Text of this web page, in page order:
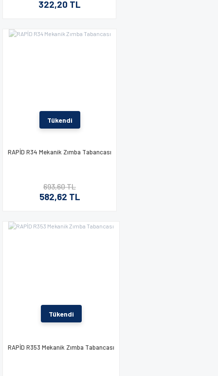
322,20 TL
Tükendi
RAPİD R34 Mekanik Zımba Tabancası
693,60 TL
582,62 TL
Tükendi
RAPİD R353 Mekanik Zımba Tabancası